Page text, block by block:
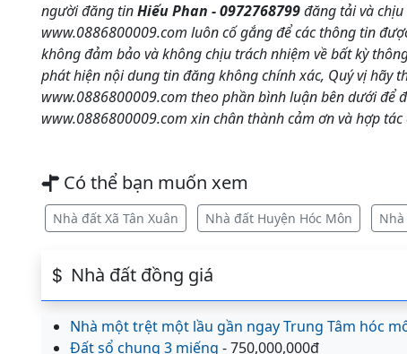
người đăng tinHiếu Phan - 0972768799đăng tải và
www.0886800009.com luôn cố gắng để các thông tin
không đảm bảo và không chịu trách nhiệm về bất kỳ
phát hiện nội dung tin đăng không chính xác, Quý vị hãy
www.0886800009.com theo phần bình luận bên dưới để
www.0886800009.com xin chân thành cảm ơn và hợp
Có thể bạn muốn xem
Nhà đất Xã Tân Xuân Nhà đất Huyện Hóc Môn
Nhà đất đồng giá
Nhà một trệt một lầu gần ngay Trung Tâm hóc
Đất sổ chung 3 miếng - 750,000,000đ